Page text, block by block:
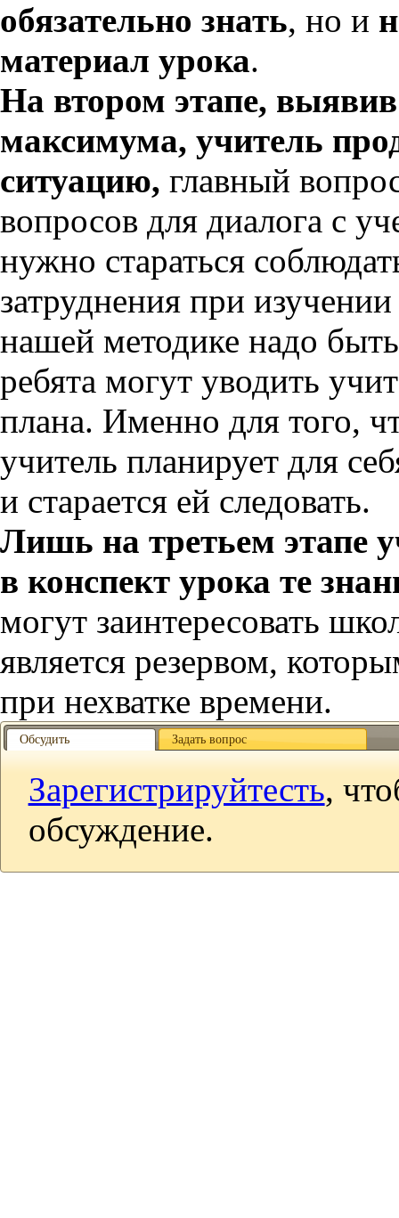
обязательно знать, но и
материал урока.
На втором этапе,
максимума, учитель
ситуацию, главный
вопросов для диалога с
нужно стараться
затруднения при
нашей методике надо
ребята могут уводить
плана. Именно для того,
учитель планирует для
и старается ей следовать.
Лишь на третьем этапе
в конспект урока те
могут заинтересовать
является резервом,
при нехватке времени.
Обсудить Задать вопрос
Зарегистрируйтесть,
обсуждение.